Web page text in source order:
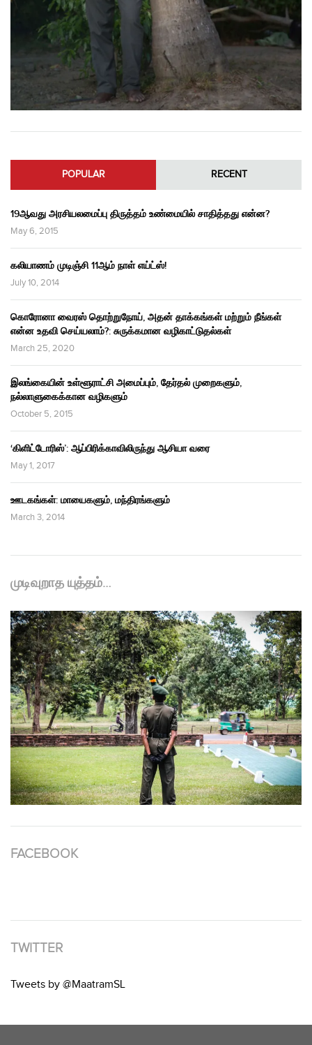
POPULAR RECENT
19ஆவது அரசியலமைப்பு திருத்தம் உண்மையில் சாதித்தது என்ன?
May 6, 2015
கலியாணம் முடிஞ்சி 11ஆம் நாள் எய்ட்ஸ்!
July 10, 2014
கொரோனா வைரஸ் தொற்றுநோய், அதன் தாக்கங்கள் மற்றும் நீங்கள்
என்ன உதவி செய்யலாம்?: சுருக்கமான வழிகாட்டுதல்கள்
March 25, 2020
இலங்கையின் உள்ளூராட்சி அமைப்பும், தேர்தல் முறைகளும்,
நல்லாளுகைக்கான வழிகளும்
October 5, 2015
‘கிளிட்டோரிஸ்’: ஆப்பிரிக்காவிலிருந்து ஆசியா வரை
May 1, 2017
ஊடகங்கள்: மாயைகளும், மந்திரங்களும்
March 3, 2014
முடிவுறாத யுத்தம்…
FACEBOOK
TWITTER
Tweets by @MaatramSL